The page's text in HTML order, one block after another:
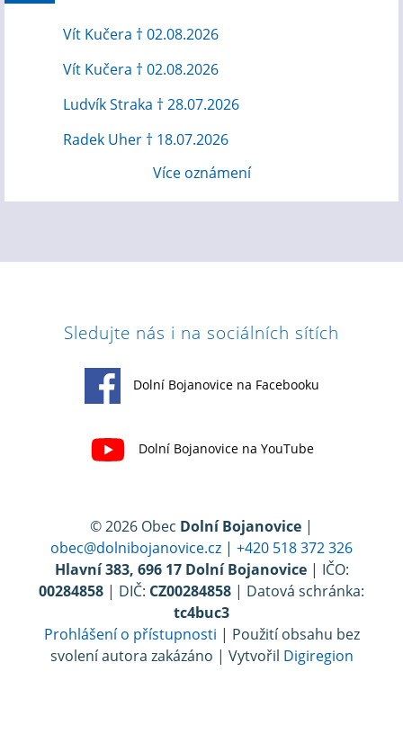
Vít Kučera † 02.08.2026
Vít Kučera † 02.08.2026
Ludvík Straka † 28.07.2026
Radek Uher † 18.07.2026
Více oznámení
Sledujte nás i na sociálních sítích
Dolní Bojanovice na Facebooku
Dolní Bojanovice na YouTube
© 2026 Obec Dolní Bojanovice |
obec@dolnibojanovice.cz | +420 518 372 326
Hlavní 383, 696 17 Dolní Bojanovice| IČO:
00284858 | DIČ: CZ00284858 | Datová schránka:
tc4buc3
Prohlášení o přístupnosti | Použití obsahu bez
svolení autora zakázáno | Vytvořil Digiregion